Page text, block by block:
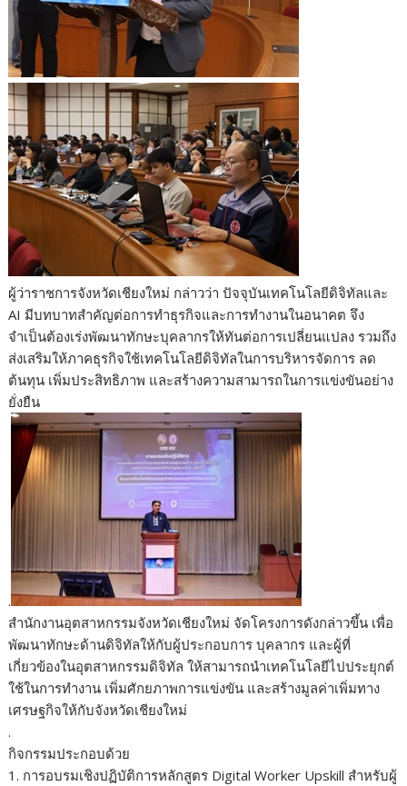
ผู้ว่าราชการจังหวัดเชียงใหม่ กล่าวว่า ปัจจุบันเทคโนโลยีดิจิทัลและ
AI มีบทบาทสำคัญต่อการทำธุรกิจและการทำงานในอนาคต จึง
จำเป็นต้องเร่งพัฒนาทักษะบุคลากรให้ทันต่อการเปลี่ยนแปลง รวมถึง
ส่งเสริมให้ภาคธุรกิจใช้เทคโนโลยีดิจิทัลในการบริหารจัดการ ลด
ต้นทุน เพิ่มประสิทธิภาพ และสร้างความสามารถในการแข่งขันอย่าง
ยั่งยืน
.
สำนักงานอุตสาหกรรมจังหวัดเชียงใหม่ จัดโครงการดังกล่าวขึ้น เพื่อ
พัฒนาทักษะด้านดิจิทัลให้กับผู้ประกอบการ บุคลากร และผู้ที่
เกี่ยวข้องในอุตสาหกรรมดิจิทัล ให้สามารถนำเทคโนโลยีไปประยุกต์
ใช้ในการทำงาน เพิ่มศักยภาพการแข่งขัน และสร้างมูลค่าเพิ่มทาง
เศรษฐกิจให้กับจังหวัดเชียงใหม่
.
กิจกรรมประกอบด้วย
1. การอบรมเชิงปฏิบัติการหลักสูตร Digital Worker Upskill สำหรับผู้